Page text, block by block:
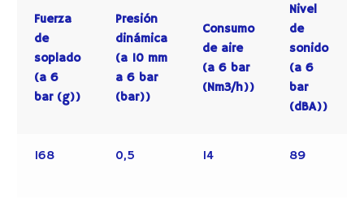
Fuerza
de
soplado
(a 6
bar (g))
Presión
dinámica
(a 10 mm
a 6 bar
(bar))
Consumo
de aire
(a 6 bar
(Nm3/h))
Nivel
de
sonido
(a 6
bar
(dBA))
168 0,5 14 89